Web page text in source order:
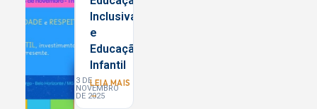
Inclusiva
e
Educação
Infantil
3 DE
NOVEMBRO
DE 2025
LEIA MAIS
→